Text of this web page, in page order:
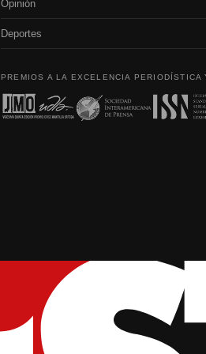
Opinión
Deportes
PREMIOS A LA EXCELENCIA PERIODÍSTICA